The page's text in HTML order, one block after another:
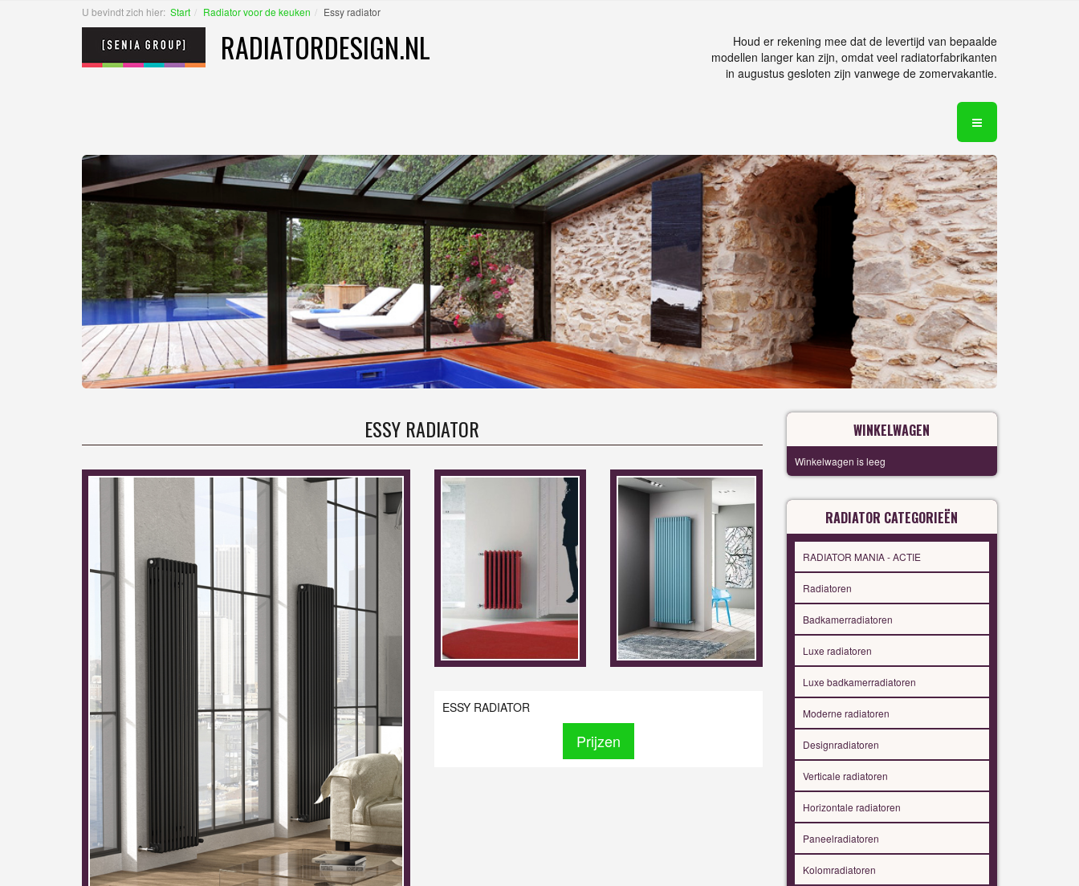
U bevindt zich hier: Start Radiator voor de keuken Essy radiator
RADIATORDESIGN.NL
Houd er rekening mee dat de levertijd van bepaalde
modellen langer kan zijn, omdat veel radiatorfabrikanten
in augustus gesloten zijn vanwege de zomervakantie.
ESSY RADIATOR
ESSY RADIATOR
Prijzen
WINKELWAGEN
Winkelwagen is leeg
RADIATOR CATEGORIEËN
RADIATOR MANIA - ACTIE
Radiatoren
Badkamerradiatoren
Luxe radiatoren
Luxe badkamerradiatoren
Moderne radiatoren
Designradiatoren
Verticale radiatoren
Horizontale radiatoren
Paneelradiatoren
Kolomradiatoren